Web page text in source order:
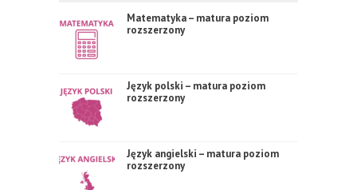
Matematyka – matura poziom
rozszerzony
Język polski – matura poziom
rozszerzony
Język angielski – matura poziom
rozszerzony